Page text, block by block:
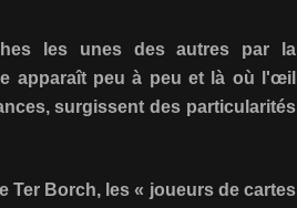
les unes des autres par la
apparaît peu à peu et là où l'œil
surgissent des particularités
Ter Borch, les « joueurs de cartes